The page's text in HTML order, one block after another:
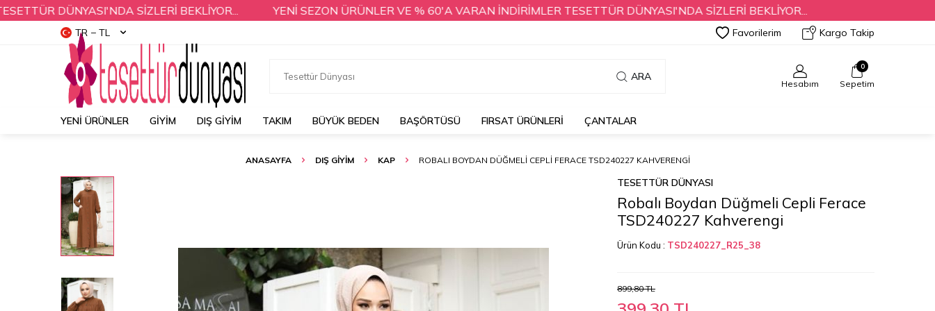
DÜNYASI'NDA SİZLERİ BEKLİYOR... YENİ SEZON ÜRÜNLER VE % 60'A VARAN İNDİRİMLER TESETTÜR DÜNYASI'NDA SİZLERİ BEKLİYOR...
TR − TL Favorilerim Kargo Takip
ARA
Hesabım
0
Sepetim
YENI ÜRÜNLER GİYİM DIŞ GİYİM TAKIM BÜYÜK BEDEN BAŞÖRTÜSÜ FIRSAT ÜRÜNLERİ ÇANTALAR
ANASAYFA DIŞ GİYİM KAP ROBALI BOYDAN DÜĞMELI CEPLI FERACE TSD240227 KAHVERENGI
TESETTÜR DÜNYASI
Robalı Boydan Düğmeli Cepli Ferace
TSD240227 Kahverengi
Ürün Kodu : TSD240227_R25_38
899,80TL